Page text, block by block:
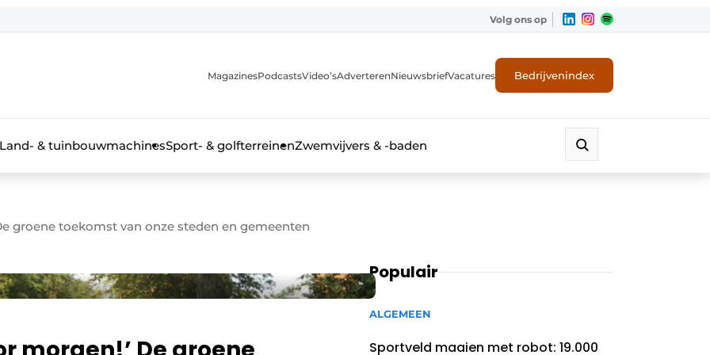
Volg ons op
MagazinesPodcastsVideo’sAdverterenNieuwsbriefVacatures Bedrijvenindex
Land- & tuinbouwmachinesSport- & golfterreinenZwemvijvers & -baden
groene toekomst van onze steden en gemeenten
Populair
ALGEMEEN
Sportveld maaien met robot: 19.000